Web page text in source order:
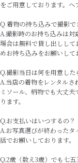
をご用意しております。ヘ
Q 着物の持ち込みで撮影で
A.撮影時のお持ち込みは
場合は無料で貸し出しし
めお持ち込みをお願いして
Q.撮影当日は何を用意した
A.当店の着物をレンタル
ミソール、柄物でも大丈
ります。
Q.お支払いはいつするの？
A.お写真選びが終わった
括でお願いしております。
Q.2歳（数え3歳）でも七